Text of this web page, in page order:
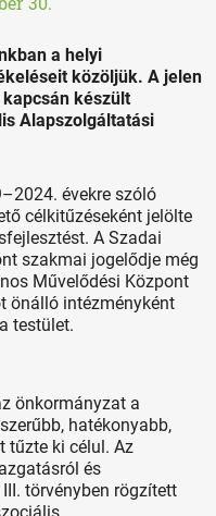
a helyi
közöljük. A jelen
készült
Alapszolgáltatási
évekre szóló
célkitűzéseként jelölte
A Szadai
szakmai jogelődje még
Művelődési Központ
önálló intézményként
testület.
önkormányzat a
hatékonyabb,
tűzte ki célul. Az
és
törvényben rögzített